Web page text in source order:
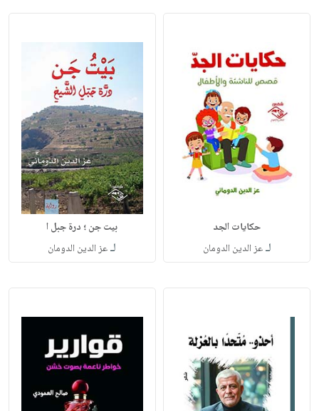
حكايات الجد
لـعز الدين الدومان
بيت جن ؛ درة جبل ا
لـعز الدين الدومان